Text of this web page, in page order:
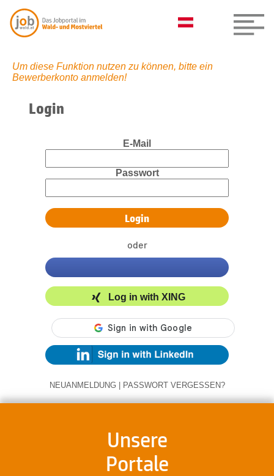
Um diese Funktion nutzen zu können, bitte ein
Bewerberkonto anmelden!
Login
E-Mail
Passwort
oder
Log in with XING
NEUANMELDUNG | PASSWORT VERGESSEN?
Unsere
Portale